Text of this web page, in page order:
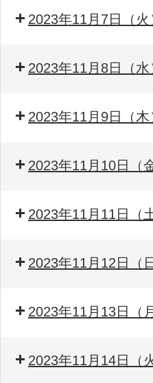
2023年11月7日（火
2023年11月8日（水
2023年11月9日（木
2023年11月10日（
2023年11月11日（
2023年11月12日（
2023年11月13日（
2023年11月14日（